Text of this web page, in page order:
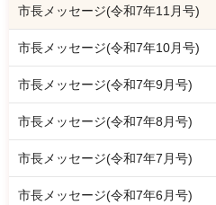
市長メッセージ(令和7年11月号)
市長メッセージ(令和7年10月号)
市長メッセージ(令和7年9月号)
市長メッセージ(令和7年8月号)
市長メッセージ(令和7年7月号)
市長メッセージ(令和7年6月号)